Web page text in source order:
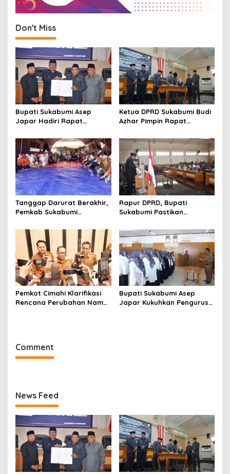
Don't Miss
Bupati Sukabumi Asep
Japar Hadiri Rapat
PPAS dan Raperda
Disabilitas
Ketua DPRD Sukabumi Budi
Azhar Pimpin Rapat
dan Raperda Tirta Jaya
Tanggap Darurat Berakhir,
Pemkab Sukabumi
Dimulai
Rapur DPRD, Bupati
Sukabumi Pastikan
Jadi Perda
Pemkot Cimahi Klarifikasi
Rencana Perubahan Nama
Bupati Sukabumi Asep
Japar Kukuhkan Pengurus
Comment
News Feed